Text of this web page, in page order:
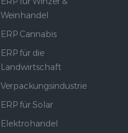
Weinhandel
ERP Cannabis
ERP für die
Landwirtschaft
Verpackungsindustrie
ERP für Solar
Elektrohandel